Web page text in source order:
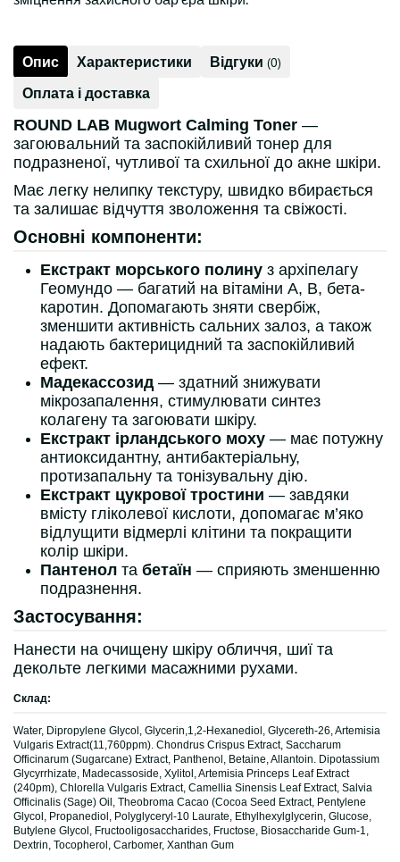
Опис Характеристики Відгуки (0)
Оплата і доставка
ROUND LAB Mugwort Calming Toner —
загоювальний та заспокійливий тонер для
подразненої, чутливої та схильної до акне шкіри.
Має легку нелипку текстуру, швидко вбирається
та залишає відчуття зволоження та свіжості.
Основні компоненти:
Екстракт морського полину з архіпелагу
Геомундо — багатий на вітаміни А, B, бета-
каротин. Допомагають зняти свербіж,
зменшити активність сальних залоз, а також
надають бактерицидний та заспокійливий
ефект.
Мадекассозид — здатний знижувати
мікрозапалення, стимулювати синтез
колагену та загоювати шкіру.
Екстракт ірландського моху — має потужну
антиоксидантну, антибактеріальну,
протизапальну та тонізувальну дію.
Екстракт цукрової тростини — завдяки
вмісту гліколевої кислоти, допомагає м’яко
відлущити відмерлі клітини та покращити
колір шкіри.
Пантенол та бетаїн — сприяють зменшенню
подразнення.
Застосування:
Нанести на очищену шкіру обличчя, шиї та
декольте легкими масажними рухами.
Склад:
Water, Dipropylene Glycol, Glycerin,1,2-Hexanediol, Glycereth-26, Artemisia
Vulgaris Extract(11,760ppm). Chondrus Crispus Extract, Saccharum
Officinarum (Sugarcane) Extract, Panthenol, Betaine, Allantoin. Dipotassium
Glycyrrhizate, Madecassoside, Xylitol, Artemisia Princeps Leaf Extract
(240pm), Chlorella Vulgaris Extract, Camellia Sinensis Leaf Extract, Salvia
Officinalis (Sage) Oil, Theobroma Cacao (Cocoa Seed Extract, Pentylene
Glycol, Propanediol, Polyglyceryl-10 Laurate, Ethylhexylglycerin, Glucose,
Butylene Glycol, Fructooligosaccharides, Fructose, Biosaccharide Gum-1,
Dextrin, Tocopherol, Carbomer, Xanthan Gum